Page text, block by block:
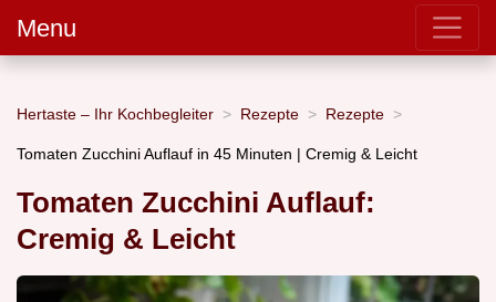
Menu
Hertaste – Ihr Kochbegleiter Rezepte Rezepte
Tomaten Zucchini Auflauf in 45 Minuten | Cremig & Leicht
Tomaten Zucchini Auflauf:
Cremig & Leicht